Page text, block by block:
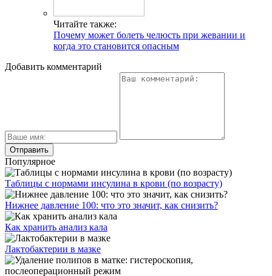
Читайте также:
Почему может болеть челюсть при жевании и
когда это становится опасным
Добавить комментарий
Популярное
Таблицы с нормами инсулина в крови (по возрасту)
Нижнее давление 100: что это значит, как снизить?
Как хранить анализ кала
Лактобактерии в мазке